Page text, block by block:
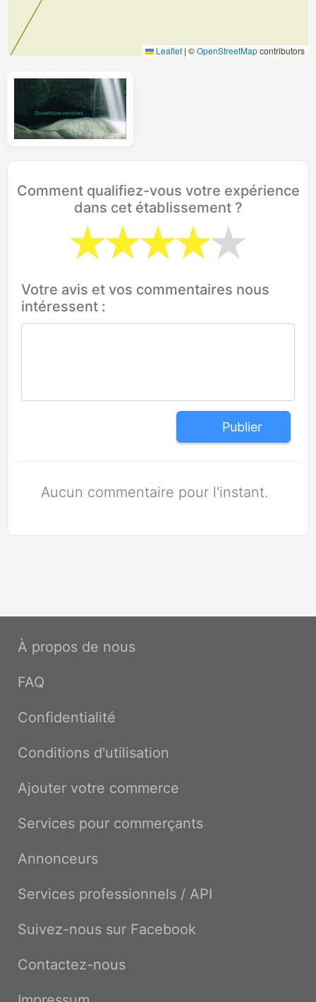
Leaflet | ©OpenStreetMapcontributors
Comment qualifiez-vous votre expérience
dans cet établissement ?
Votre avis et vos commentaires nous
intéressent :
Publier
Aucun commentaire pour l'instant.
À propos de nous
FAQ
Confidentialité
Conditions d'utilisation
Ajouter votre commerce
Services pour commerçants
Annonceurs
Services professionnels / API
Suivez-nous sur Facebook
Contactez-nous